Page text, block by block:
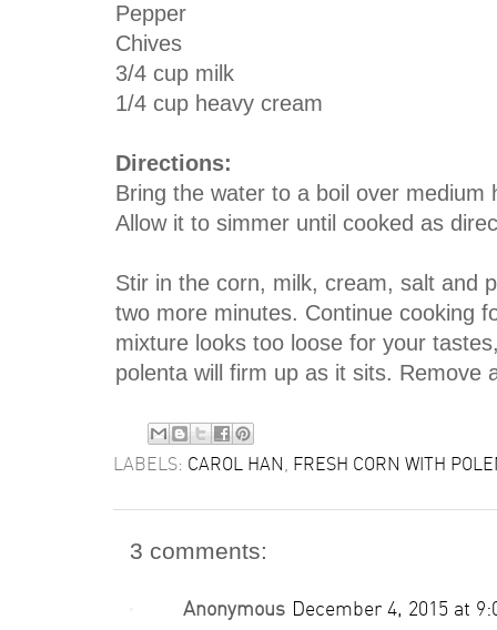
Pepper
Chives
3/4 cup milk
1/4 cup heavy cream
Directions:
Bring the water to a boil over medium
Allow it to simmer until cooked as
Stir in the corn, milk, cream, salt and
two more minutes. Continue cooking
mixture looks too loose for your
polenta will firm up as it sits. Remove
LABELS: CAROL HAN FRESH CORN WITH
3 comments:
Anonymous December 4, 2015 at